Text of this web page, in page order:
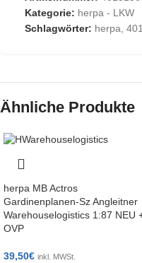
Kategorie: herpa - LKW
Schlagwörter: herpa,
Ähnliche Produkte
herpa MB Actros
Gardinenplanen-Sz Angleitner
Warehouselogistics 1:87 NEU
OVP
39,50€ inkl. MWSt.